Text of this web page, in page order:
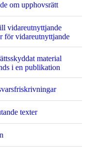
om upphovsrätt
vidareutnyttjande
för vidareutnyttjande
material
i en publikation
texter